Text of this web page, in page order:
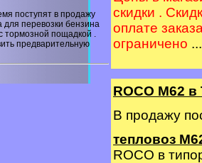
поступят в продажу
для перевозки бензина
тормозной пощадкой .
предварительную
скидки .
оплате
ограничено ...
ROCO M62 в
В продажу
тепловоз
ROCO в